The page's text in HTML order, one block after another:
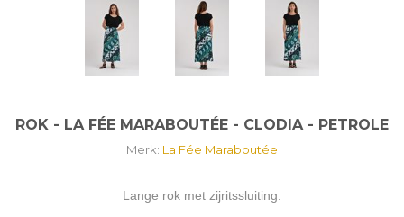
ROK - LA FÉE MARABOUTÉE - CLODIA - PETROLE
Merk: La Fée Maraboutée
Lange rok met zijritssluiting.